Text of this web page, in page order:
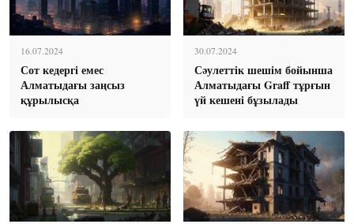
16.07.2024
Сот кедергі емес
Алматыдағы заңсыз
құрылысқа
30.07.2024
Сəулеттік шешім бойынша
Алматыдағы Graff тұрғын
үй кешені бұзылады